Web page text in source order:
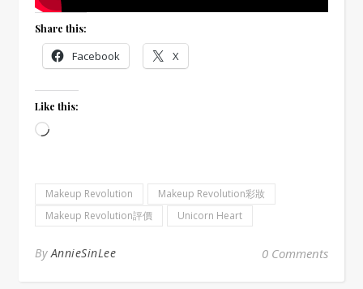
Share this:
Facebook X
Like this:
Loading…
Makeup Revolution
Makeup Revolution彩妝
Makeup Revolution評價
Unicorn Heart
By AnnieSinLee 0 Comments